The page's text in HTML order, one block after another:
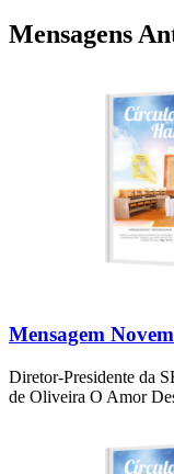
Mensagens
Mensagem
Diretor-Presidente da
de Oliveira O Amor